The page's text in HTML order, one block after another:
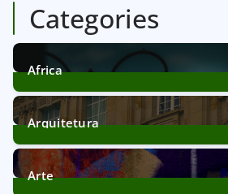
Categories
Africa
12Posts
Arquitetura
39Posts
Arte